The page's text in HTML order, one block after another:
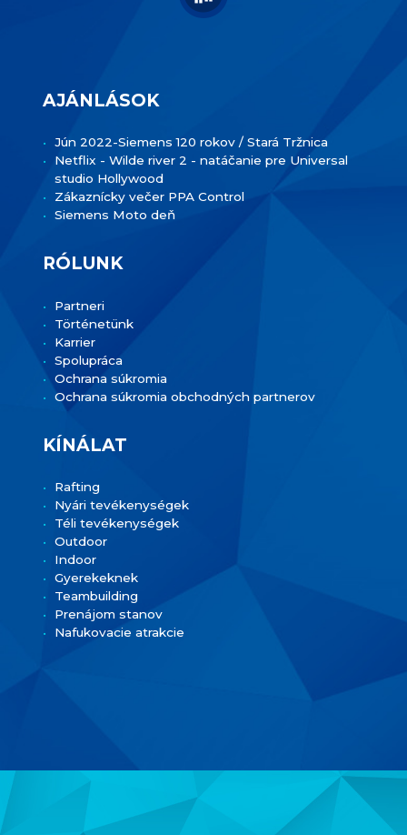
AJÁNLÁSOK
Jún 2022-Siemens 120 rokov / Stará Tržnica
Netflix - Wilde river 2 - natáčanie pre Universal
studio Hollywood
Zákaznícky večer PPA Control
Siemens Moto deň
RÓLUNK
Partneri
Történetünk
Karrier
Spolupráca
Ochrana súkromia
Ochrana súkromia obchodných partnerov
KÍNÁLAT
Rafting
Nyári tevékenységek
Téli tevékenységek
Outdoor
Indoor
Gyerekeknek
Teambuilding
Prenájom stanov
Nafukovacie atrakcie